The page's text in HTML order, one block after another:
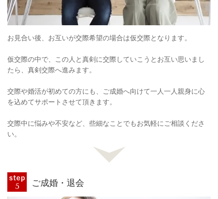
お見合い後、お互いが交際希望の場合は仮交際となります。
仮交際の中で、この人と真剣に交際していこうとお互い思いまし
たら、真剣交際へ進みます。
交際や婚活が初めての方にも、ご成婚へ向けて一人一人親身に心
を込めてサポートさせて頂きます。
交際中に悩みや不安など、些細なことでもお気軽にご相談くださ
い。
ご成婚・退会